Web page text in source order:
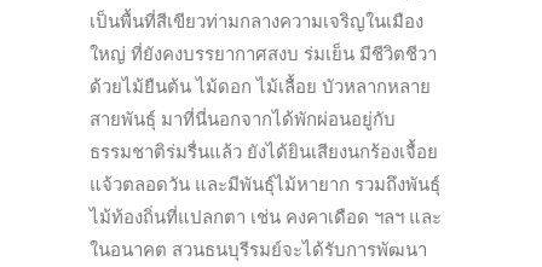
เป็นพื้นที่สีเขียวท่ามกลางความเจริญในเมือง
ใหญ่ ที่ยังคงบรรยากาศสงบ ร่มเย็น มีชีวิตชีวา
ด้วยไม้ยืนต้น ไม้ดอก ไม้เลื้อย บัวหลากหลาย
สายพันธุ์ มาที่นี่นอกจากได้พักผ่อนอยู่กับ
ธรรมชาติร่มรื่นแล้ว ยังได้ยินเสียงนกร้องเจื้อย
แจ้วตลอดวัน และมีพันธุ์ไม้หายาก รวมถึงพันธุ์
ไม้ท้องถิ่นที่แปลกตา เช่น คงคาเดือด ฯลฯ และ
ในอนาคต สวนธนบุรีรมย์จะได้รับการพัฒนา